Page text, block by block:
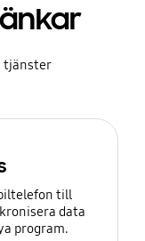
tjänster
till
data
program.